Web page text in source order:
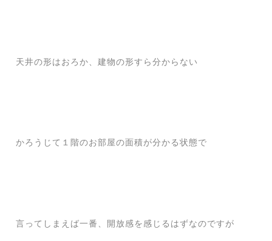
天井の形はおろか、建物の形すら分からない
かろうじて１階のお部屋の面積が分かる状態で
言ってしまえば一番、開放感を感じるはずなのですが